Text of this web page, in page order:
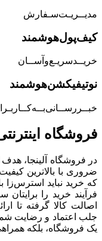
مدیــریـت‌سـفارش
کیف‌پول‌هوشمند
خریــد‌سریـع‌و‌آســان
نوتیفیکشن‌هوشمند
فروشگاه‌
در فروشگاه آلینجا،
ضروری با بالاترین
که خرید نباید استرس‌زا
فرآیند خرید را
اصالت کالا گرفته تا
جلب اعتماد و رضایت
یک فروشگاه، بلکه